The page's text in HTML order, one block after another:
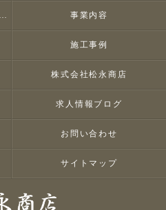
東京の清掃･株式会社松永商店のお客様の声 事業内容
施工事例
株式会社松永商店
求人情報ブログ
お問い合わせ
サイトマップ